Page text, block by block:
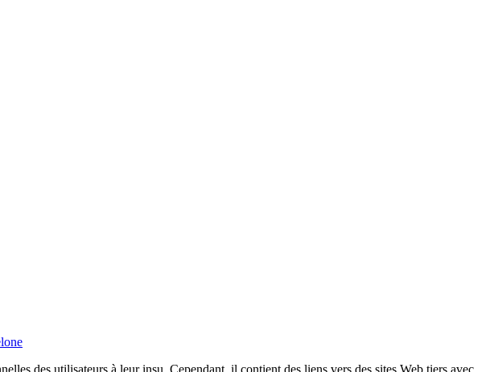
des utilisateurs à leur insu. Cependant, il contient des liens vers des sites Web tiers avec